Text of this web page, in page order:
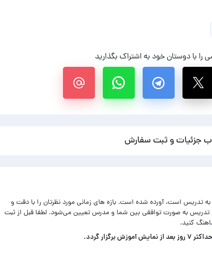
را با دوستان خود به اشتراک بگذارید
جزئیات و ثبت سفارش
تدریس است، آورده شده است. بازه های زمانی مورد نظرتان را با دقت و
تدریس به صورت توافقی بین شما و مدرس تعیین می‌شود. لطفا قبل از ثبت
کنید.
گردد.